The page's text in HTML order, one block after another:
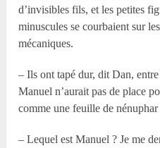
d’invisibles fils, et les petites
minuscules se courbaient sur
mécaniques.
– Ils ont tapé dur, dit Dan,
Manuel n’aurait pas de place
comme une feuille de
– Lequel est Manuel ? Je me